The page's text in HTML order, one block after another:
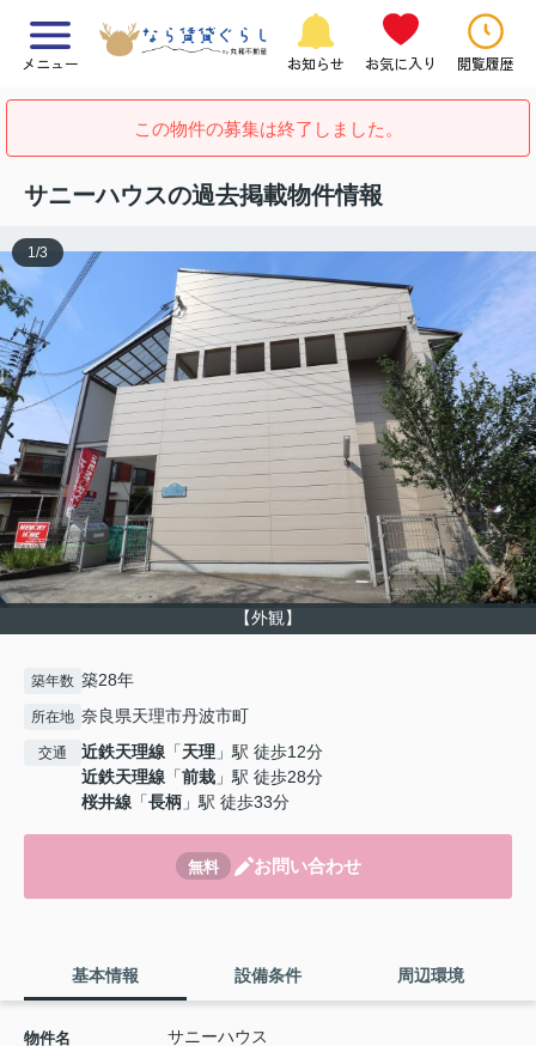
メニュー お知らせ お気に入り 閲覧履歴
この物件の募集は終了しました。
サニーハウスの過去掲載物件情報
【外観】
1/3
築年数 築28年
所在地 奈良県天理市丹波市町
交通 近鉄天理線 「天理 」駅 徒歩12分
近鉄天理線 「前栽 」駅 徒歩28分
桜井線 「長柄 」駅 徒歩33分
無料 お問い合わせ
基本情報 設備条件 周辺環境
物件名 サニーハウス